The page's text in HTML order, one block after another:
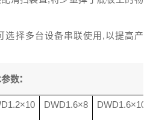
选择多台设备串联使用 ,以提高产
数:
×10 DWD1.6×8 DWD1.6×10